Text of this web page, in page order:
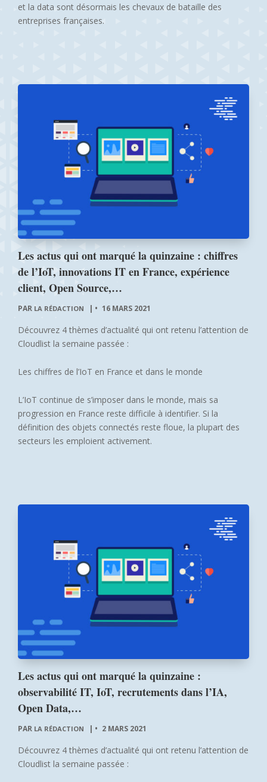
et la data sont désormais les chevaux de bataille des
entreprises françaises.
Les actus qui ont marqué la quinzaine : chiffres
de l’IoT, innovations IT en France, expérience
client, Open Source,…
PAR LA RÉDACTION | 16 MARS 2021
Découvrez 4 thèmes d’actualité qui ont retenu l’attention de
Cloudlist la semaine passée :
Les chiffres de l’IoT en France et dans le monde
L’IoT continue de s’imposer dans le monde, mais sa
progression en France reste difficile à identifier. Si la
définition des objets connectés reste floue, la plupart des
secteurs les emploient activement.
Les actus qui ont marqué la quinzaine :
observabilité IT, IoT, recrutements dans l’IA,
Open Data,…
PAR LA RÉDACTION | 2 MARS 2021
Découvrez 4 thèmes d’actualité qui ont retenu l’attention de
Cloudlist la semaine passée :